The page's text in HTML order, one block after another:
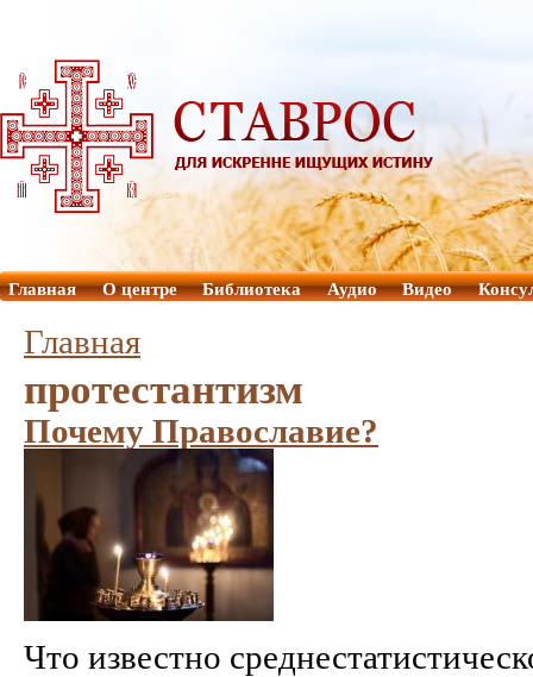
Главная О центре Библиотека Аудио Видео
Главная
протестантизм
Почему Православие?
Что известно